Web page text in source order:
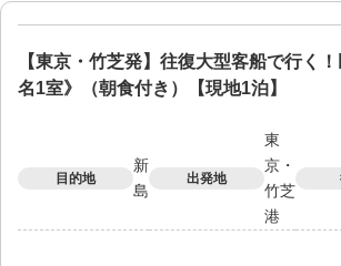
【東京・竹芝発】往復大型客船で行く
名1室》（朝食付き）【現地1泊】
目的地
新
島
出発地
東
京・
竹芝
港